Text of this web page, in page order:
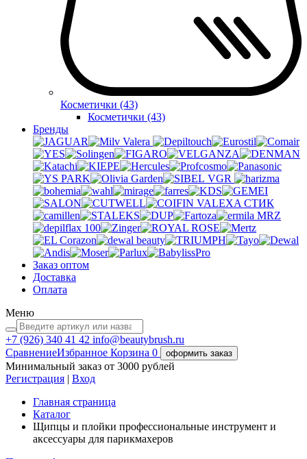
Косметички (43)
Косметички (43)
Бренды
Valera
VGR
VALEXA СТИК
MRZ
Заказ оптом
Доставка
Оплата
Меню
+7 (926) 340 41 42 info@beautybrush.ru
СравнениеИзбранное Корзина 0 оформить заказ
Минимальный заказ от 3000 рублей
Регистрация | Вход
Главная страница
Каталог
Щипцы и плойки профессиональные инструмент и
аксессуары для парикмахеров